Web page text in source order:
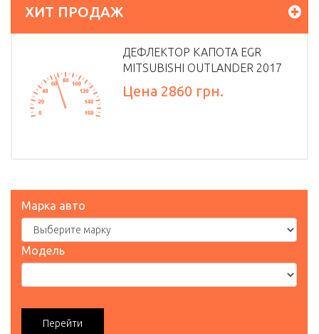
ХИТ ПРОДАЖ
ДЕФЛЕКТОР КАПОТА EGR
MITSUBISHI OUTLANDER 2017
Цена 2860 грн.
Марка авто
Модель
Перейти